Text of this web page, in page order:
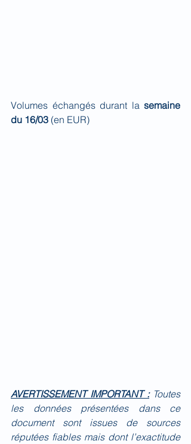
Volumes échangés durant la semaine
du 16/03 (en EUR)
AVERTISSEMENT IMPORTANT : Toutes
les données présentées dans ce
document sont issues de sources
réputées fiables mais dont l’exactitude